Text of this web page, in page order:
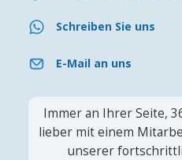
Schreiben Sie uns
E-Mail an uns
Immer an Ihrer Seite,
lieber mit einem
unserer